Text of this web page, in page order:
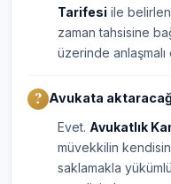
Tarifesi ile
zaman tahsisine
üzerinde
Avukata
Evet. Avukatlık
müvekkilin
saklamakla